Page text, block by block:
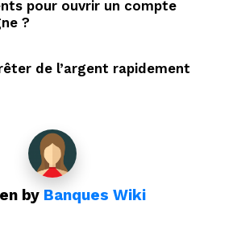
pour ouvrir un compte
?
de l’argent rapidement
by Banques Wiki